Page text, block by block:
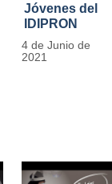
Jóvenes del
IDIPRON
comprometidos
con la
4 de Junio de
2021